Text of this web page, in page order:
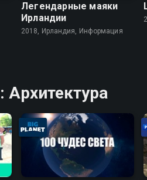
Легендарные маяки
Ирландии
2018, Ирландия, Информация